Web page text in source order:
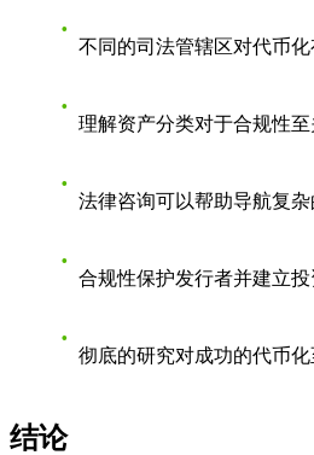
不同的司法管辖区对代币化
理解资产分类对于合规性至
法律咨询可以帮助导航复杂
合规性保护发行者并建立投
彻底的研究对成功的代币化
结论